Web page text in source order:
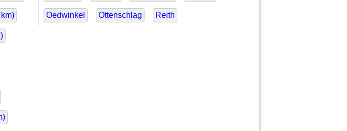
km) Oedwinkel Ottenschlag Reith